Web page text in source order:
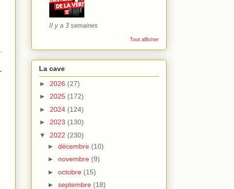
Il y a 3 semaines
Tout afficher
La cave
► 2026 (27)
► 2025 (172)
► 2024 (124)
► 2023 (130)
▼ 2022 (230)
► décembre (10)
► novembre (9)
► octobre (15)
► septembre (18)